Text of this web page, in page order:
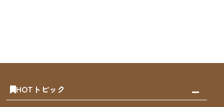
HOTトピック